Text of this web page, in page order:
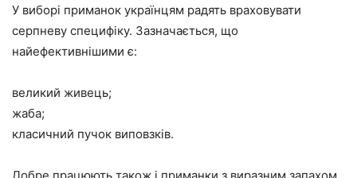
У виборі приманок українцям радять враховувати
серпневу специфіку. Зазначається, що
найефективнішими є:
великий живець;
жаба;
класичний пучок виповзків.
Добре працюють також і приманки з виразним запахом